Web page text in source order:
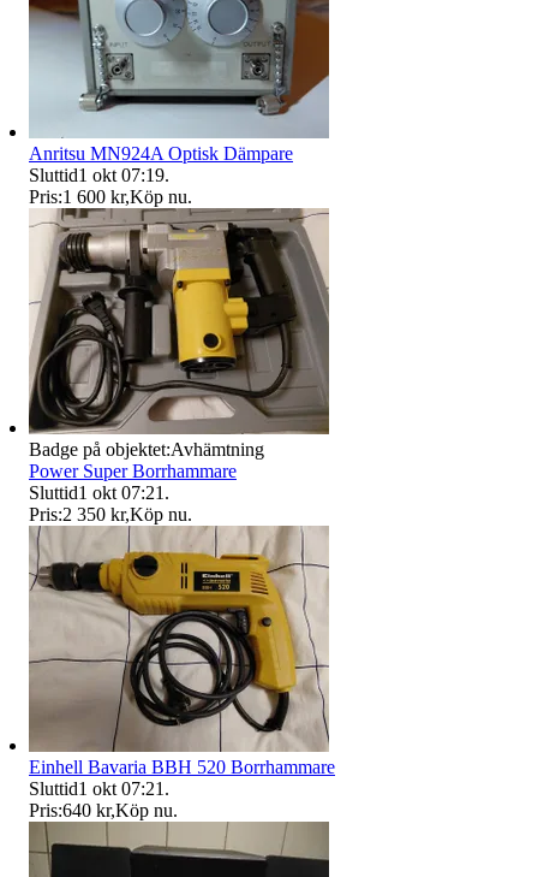
Anritsu MN924A Optisk Dämpare
Sluttid1 okt 07:19.
Pris:1 600 kr,Köp nu.
Badge på objektet:Avhämtning
Power Super Borrhammare
Sluttid1 okt 07:21 .
Pris:2 350 kr,Köp nu.
Einhell Bavaria BBH 520 Borrhammare
Sluttid1 okt 07:21 .
Pris:640 kr,Köp nu.